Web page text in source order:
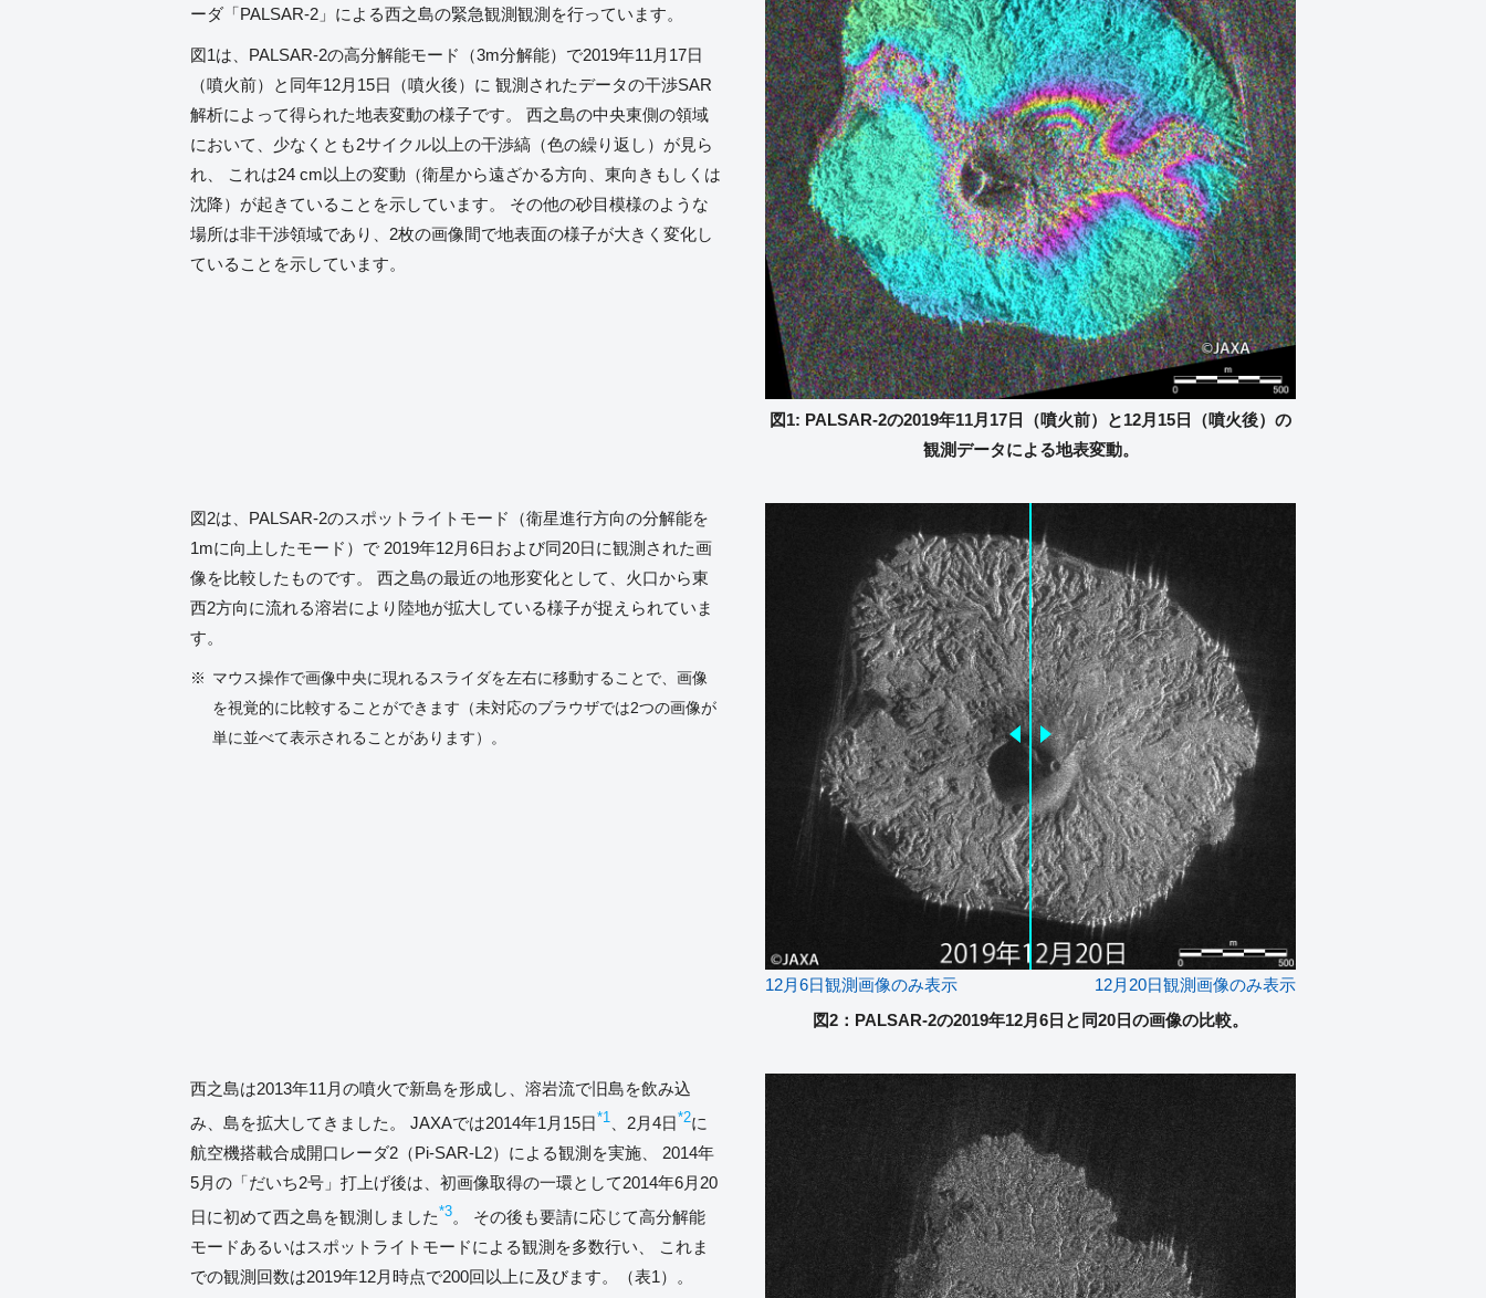
ーダ「PALSAR-2」による西之島の緊急観測観測を行っています。
図1は、PALSAR-2の高分解能モード（3m分解能）で2019年11月17日
（噴火前）と同年12月15日（噴火後）に 観測されたデータの干渉SAR
解析によって得られた地表変動の様子です。 西之島の中央東側の領域
において、少なくとも2サイクル以上の干渉縞（色の繰り返し）が見ら
れ、 これは24 cm以上の変動（衛星から遠ざかる方向、東向きもしくは
沈降）が起きていることを示しています。 その他の砂目模様のような
場所は非干渉領域であり、2枚の画像間で地表面の様子が大きく変化し
ていることを示しています。
図1: PALSAR-2の2019年11月17日（噴火前）と12月15日（噴火後）の
観測データによる地表変動。
図2は、PALSAR-2のスポットライトモード（衛星進行方向の分解能を
1mに向上したモード）で 2019年12月6日および同20日に観測された画
像を比較したものです。 西之島の最近の地形変化として、火口から東
西2方向に流れる溶岩により陸地が拡大している様子が捉えられていま
す。
マウス操作で画像中央に現れるスライダを左右に移動することで、画像
を視覚的に比較することができます（未対応のブラウザでは2つの画像が
単に並べて表示されることがあります）。
12月6日観測画像のみ表示
12月20日観測画像のみ表示
図2：PALSAR-2の2019年12月6日と同20日の画像の比較。
西之島は2013年11月の噴火で新島を形成し、溶岩流で旧島を飲み込
み、島を拡大してきました。 JAXAでは2014年1月15日*1 、2月4日*2に
航空機搭載合成開口レーダ2（Pi-SAR-L2）による観測を実施、 2014年
5月の「だいち2号」打上げ後は、初画像取得の一環として2014年6月20
日に初めて西之島を観測しました*3。 その後も要請に応じて高分解能
モードあるいはスポットライトモードによる観測を多数行い、 これま
での観測回数は2019年12月時点で200回以上に及びます。（表1）。